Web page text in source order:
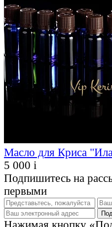
Масло для Криса
5 000 i
Подпишитесь на
первыми